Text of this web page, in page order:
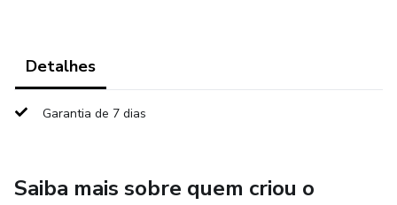
Detalhes
Garantia de 7 dias
Saiba mais sobre quem criou o